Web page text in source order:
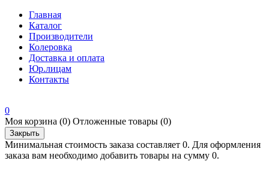
Главная
Каталог
Производители
Колеровка
Доставка и оплата
Юр.лицам
Контакты
0
Моя корзина (0) Отложенные товары (0)
Закрыть
Минимальная стоимость заказа составляет 0. Для оформления
заказа вам необходимо добавить товары на сумму 0.